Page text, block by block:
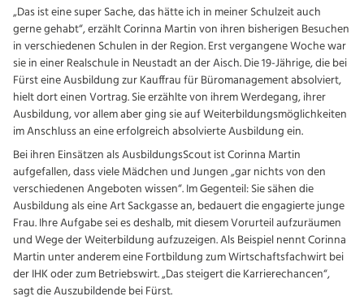
„Das ist eine super Sache, das hätte ich in meiner Schulzeit auch
gerne gehabt“, erzählt Corinna Martin von ihren bisherigen Besuchen
in verschiedenen Schulen in der Region. Erst vergangene Woche war
sie in einer Realschule in Neustadt an der Aisch. Die 19-Jährige, die bei
Fürst eine Ausbildung zur Kauffrau für Büromanagement absolviert,
hielt dort einen Vortrag. Sie erzählte von ihrem Werdegang, ihrer
Ausbildung, vor allem aber ging sie auf Weiterbildungsmöglichkeiten
im Anschluss an eine erfolgreich absolvierte Ausbildung ein.
Bei ihren Einsätzen als AusbildungsScout ist Corinna Martin
aufgefallen, dass viele Mädchen und Jungen „gar nichts von den
verschiedenen Angeboten wissen“. Im Gegenteil: Sie sähen die
Ausbildung als eine Art Sackgasse an, bedauert die engagierte junge
Frau. Ihre Aufgabe sei es deshalb, mit diesem Vorurteil aufzuräumen
und Wege der Weiterbildung aufzuzeigen. Als Beispiel nennt Corinna
Martin unter anderem eine Fortbildung zum Wirtschaftsfachwirt bei
der IHK oder zum Betriebswirt. „Das steigert die Karrierechancen“,
sagt die Auszubildende bei Fürst.